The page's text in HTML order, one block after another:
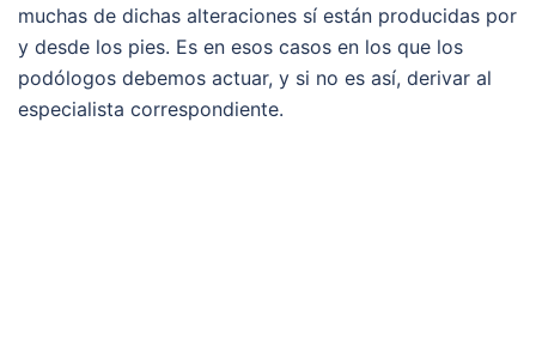
muchas de dichas alteraciones sí están producidas por
y desde los pies. Es en esos casos en los que los
podólogos debemos actuar, y si no es así, derivar al
especialista correspondiente.